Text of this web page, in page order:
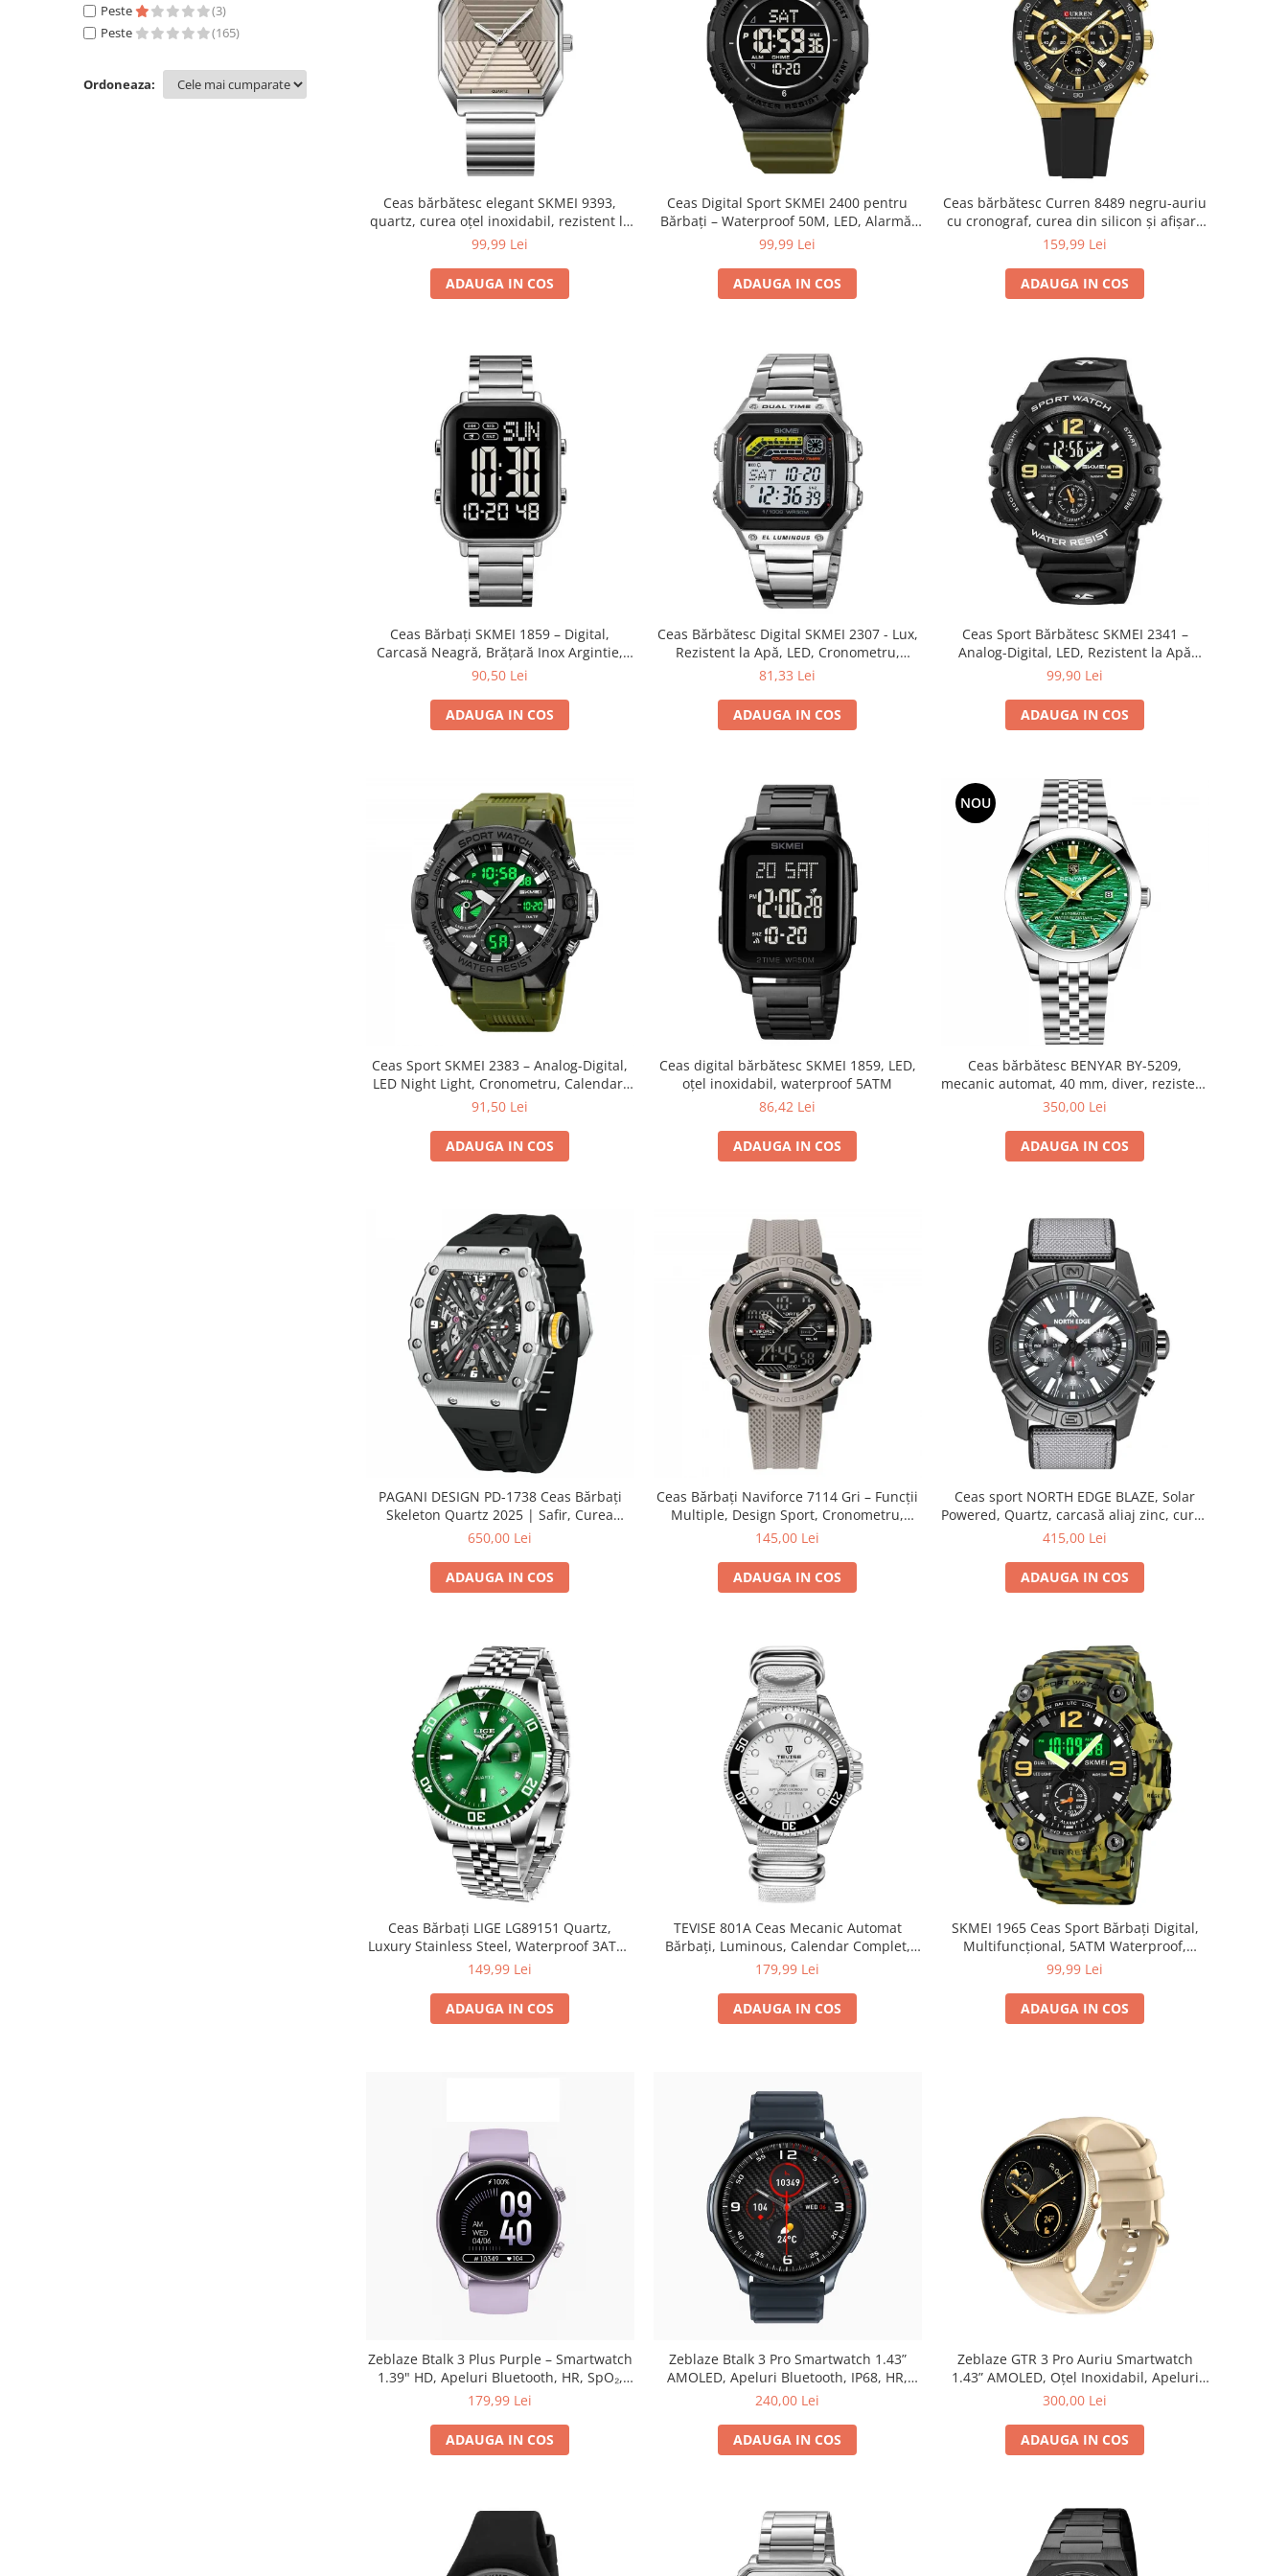
Tevise(1)
Zeblaze(19)
Peste 1000 Lei (9)
Peste
(3)
Peste
(165)
Ordoneaza:
Ceas bărbătesc elegant SKMEI 9393,
quartz, curea oțel inoxidabil, rezistent la
apă 30M
99,99 Lei
ADAUGA IN COS
Ceas Digital Sport SKMEI 2400 pentru
Bărbați – Waterproof 50M, LED, Alarmă,
Verde Militar
99,99 Lei
ADAUGA IN COS
Ceas bărbătesc Curren 8489 negru-auriu
cu cronograf, curea din silicon și afișare
dată
159,99 Lei
ADAUGA IN COS
Ceas Bărbați SKMEI 1859 – Digital,
Carcasă Neagră, Brățară Inox Argintie,
LED, Cronometru, Waterproof
90,50 Lei
ADAUGA IN COS
Ceas Bărbătesc Digital SKMEI 2307 - Lux,
Rezistent la Apă, LED, Cronometru,
Inoxidabil
81,33 Lei
ADAUGA IN COS
Ceas Sport Bărbătesc SKMEI 2341 –
Analog-Digital, LED, Rezistent la Apă
5ATM, Alarmă, Cronometru, Dial Mare
99,90 Lei
ADAUGA IN COS
Ceas Sport SKMEI 2383 – Analog-Digital,
LED Night Light, Cronometru, Calendar,
Rezistent la Apă 5ATM, Dual Time,
91,50 Lei
ADAUGA IN COS
Ceas digital bărbătesc SKMEI 1859, LED,
oțel inoxidabil, waterproof 5ATM
86,42 Lei
ADAUGA IN COS
NOU
Ceas bărbătesc BENYAR BY-5209,
mecanic automat, 40 mm, diver, rezistent
la apă 5Bar, oțel inoxidabil
350,00 Lei
ADAUGA IN COS
PAGANI DESIGN PD-1738 Ceas Bărbați
Skeleton Quartz 2025 | Safir, Curea
Silicon, Rezistent 100m, Luxury
650,00 Lei
ADAUGA IN COS
Ceas Bărbați Naviforce 7114 Gri – Funcții
Multiple, Design Sport, Cronometru,
Rezistent la Apă 5ATM
145,00 Lei
ADAUGA IN COS
Ceas sport NORTH EDGE BLAZE, Solar
Powered, Quartz, carcasă aliaj zinc, curea
TPR+Nylon, sticlă minerală, 5ATM
415,00 Lei
ADAUGA IN COS
Ceas Bărbați LIGE LG89151 Quartz,
Luxury Stainless Steel, Waterproof 3ATM,
Luminous, Calendar, Cronometru
149,99 Lei
ADAUGA IN COS
TEVISE 801A Ceas Mecanic Automat
Bărbați, Luminous, Calendar Complet,
Waterproof 3ATM, Business
179,99 Lei
ADAUGA IN COS
SKMEI 1965 Ceas Sport Bărbați Digital,
Multifuncțional, 5ATM Waterproof,
Alarmă, Cronometru, Lumină LED,
99,99 Lei
ADAUGA IN COS
Zeblaze Btalk 3 Plus Purple – Smartwatch
1.39" HD, Apeluri Bluetooth, HR, SpO₂,
Fitness, 14 Zile
179,99 Lei
ADAUGA IN COS
Zeblaze Btalk 3 Pro Smartwatch 1.43”
AMOLED, Apeluri Bluetooth, IP68, HR,
SpO₂, 14 Zile Autonomie
240,00 Lei
ADAUGA IN COS
Zeblaze GTR 3 Pro Auriu Smartwatch
1.43” AMOLED, Oțel Inoxidabil, Apeluri
Bluetooth & Sănătate 24/7
300,00 Lei
ADAUGA IN COS